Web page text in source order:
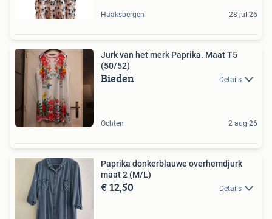
Haaksbergen 28 jul 26
Jurk van het merk Paprika. Maat T5
(50/52)
Bieden Details
Ochten 2 aug 26
Paprika donkerblauwe overhemdjurk
maat 2 (M/L)
€ 12,50 Details